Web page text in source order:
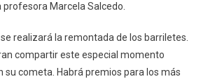
profesora Marcela Salcedo.
realizará la remontada de los barriletes.
compartir este especial momento
su cometa. Habrá premios para los más